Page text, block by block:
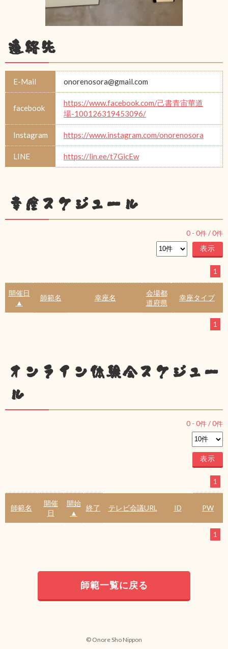
連絡先
E-Mail onorenosora@gmail.com
facebook
https://www.facebook.com/己書青宙華道
場-100126319453096/
Instagram https://www.instagram.com/onorenosora
LINE https://lin.ee/t7GicEw
幸座スケジュール
0 - 0件 /0件
1
開催日
▲
師範名 幸座名
会場都
道府県
幸座タイプ
1
オンライン体験会スケジュー
ル
0 - 0件 /0件
1
師範名
開催
日
開始
▲
終了 テレビ会議URL ID PW
1
師範一覧に戻る
© Onore Sho Nippon